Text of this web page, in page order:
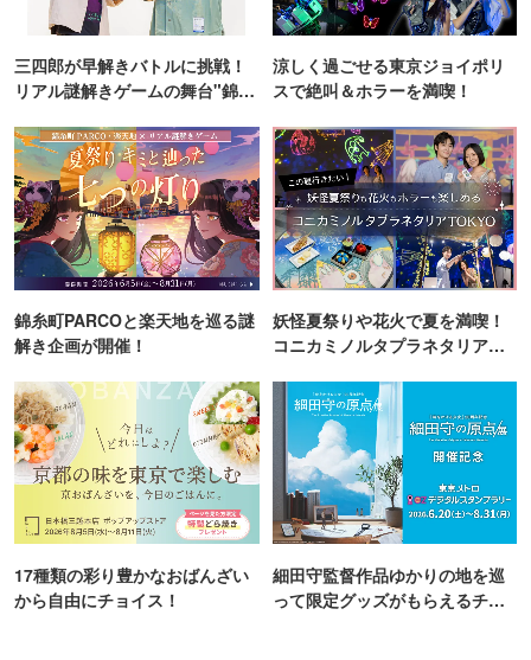
三四郎が早解きバトルに挑戦！
リアル謎解きゲームの舞台"錦糸
涼しく過ごせる東京ジョイポリ
スで絶叫＆ホラーを満喫！
錦糸町PARCOと楽天地を巡る謎
解き企画が開催！
妖怪夏祭りや花火で夏を満喫！
コニカミノルタプラネタリア
17種類の彩り豊かなおばんざい
から自由にチョイス！
細田守監督作品ゆかりの地を巡
って限定グッズがもらえるチャ